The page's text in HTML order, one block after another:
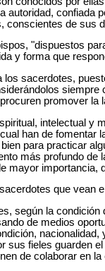
autoridad, confiada
conscientes de sus
"dispuestos
y forma que
sacerdotes,
promover la
intelectual y
han de
para practicar
más profundo
mayor importancia,
que vean
según la
de medios
sus fieles guarden
de colaborar en